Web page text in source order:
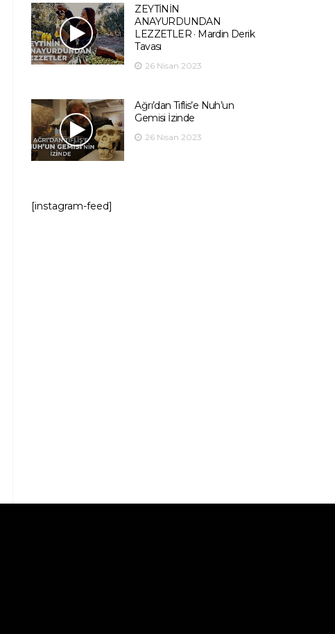
ZEYTİNİN
ANAYURDUNDAN
LEZZETLER · Mardin Derik
Tavası
26 Nisan 2023
Ağrı’dan Tiflis’e Nuh’un
Gemisi İzinde
26 Nisan 2023
[instagram-feed]